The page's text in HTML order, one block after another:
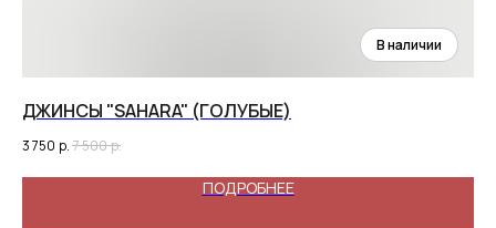
ДЖИНСЫ "SAHARA" (ГОЛУБЫЕ)
3 750 р. 7 500р.
ПОДРОБНЕЕ